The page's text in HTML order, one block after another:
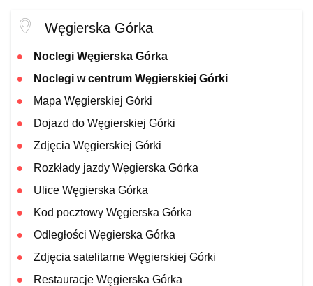
Węgierska Górka
Noclegi Węgierska Górka
Noclegi w centrum Węgierskiej Górki
Mapa Węgierskiej Górki
Dojazd do Węgierskiej Górki
Zdjęcia Węgierskiej Górki
Rozkłady jazdy Węgierska Górka
Ulice Węgierska Górka
Kod pocztowy Węgierska Górka
Odległości Węgierska Górka
Zdjęcia satelitarne Węgierskiej Górki
Restauracje Węgierska Górka